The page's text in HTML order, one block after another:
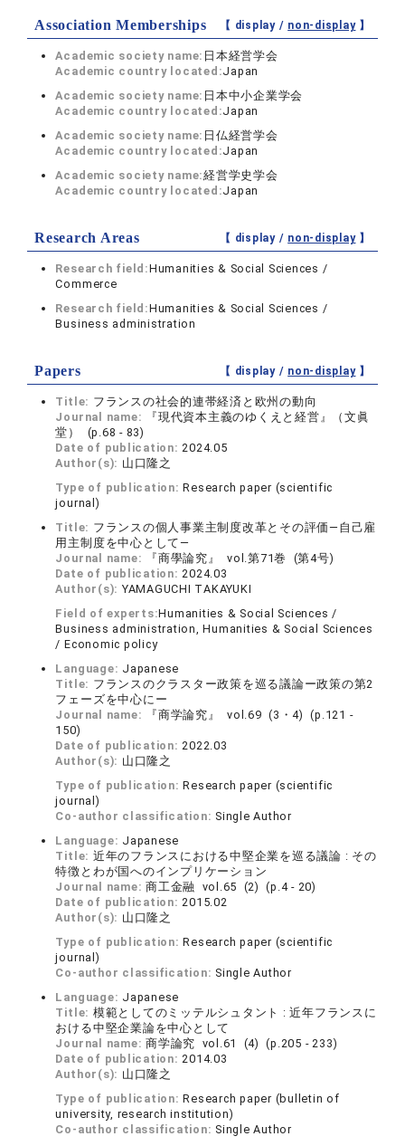
Association Memberships 【 display / non-display】
Academic society name: 日本経営学会
Academic country located:Japan
Academic society name: 日本中小企業学会
Academic country located:Japan
Academic society name: 日仏経営学会
Academic country located:Japan
Academic society name:経営学史学会
Academic country located:Japan
Research Areas 【 display / non-display】
Research field:Humanities & Social Sciences /
Commerce
Research field:Humanities & Social Sciences /
Business administration
Papers 【 display / non-display】
Title: フランスの社会的連帯経済と欧州の動向
Journal name:
『現代資本主義のゆくえと経営』（文眞
堂） (p.68 - 83)
Date of publication:2024.05
Author(s): 山口隆之
Type of publication:Research paper (scientific
journal)
Title: フランスの個人事業主制度改革とその評価―自己雇
用主制度を中心として―
Journal name:
『商學論究』 vol.第71巻 (第4号)
Date of publication:2024.03
Author(s): YAMAGUCHI TAKAYUKI
Field of experts:Humanities & Social Sciences /
Business administration, Humanities & Social Sciences
/ Economic policy
Language: Japanese
Title: フランスのクラスター政策を巡る議論ー政策の第2
フェーズを中心にー
Journal name:
『商学論究』 vol.69 (3・4) (p.121 -
150)
Date of publication:2022.03
Author(s): 山口隆之
Type of publication:Research paper (scientific
journal)
Co-author classification: Single Author
Language: Japanese
Title: 近年のフランスにおける中堅企業を巡る議論 : その
特徴とわが国へのインプリケーション
Journal name:商工金融 vol.65 (2) (p.4 - 20)
Date of publication:2015.02
Author(s): 山口隆之
Type of publication:Research paper (scientific
journal)
Co-author classification: Single Author
Language: Japanese
Title: 模範としてのミッテルシュタント : 近年フランスに
おける中堅企業論を中心として
Journal name:商学論究 vol.61 (4) (p.205 - 233)
Date of publication:2014.03
Author(s): 山口隆之
Type of publication:Research paper (bulletin of
university, research institution)
Co-author classification: Single Author